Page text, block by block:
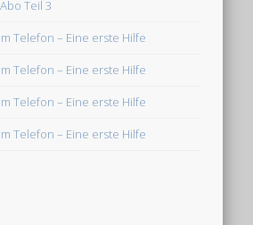
Teil 3
Telefon – Eine erste Hilfe
Telefon – Eine erste Hilfe
Telefon – Eine erste Hilfe
Telefon – Eine erste Hilfe